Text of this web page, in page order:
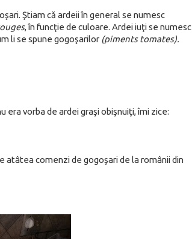
Ştiam că ardeii în general se numesc
, în funcţie de culoare. Ardei iuţi se numesc
li se spune gogoşarilor (piments tomates).
era vorba de ardei graşi obişnuiţi, îmi zice:
atâtea comenzi de gogoşari de la românii din